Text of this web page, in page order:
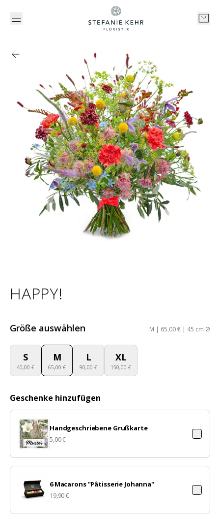
HAPPY!
Größe auswählen M | 65,00 € | 45 cm Ø
S
40,00 €
M
65,00 €
L
90,00 €
XL
150,00 €
Geschenke hinzufügen
Handgeschriebene Grußkarte
5,00 €
6 Macarons "Pâtisserie Johanna"
19,90 €